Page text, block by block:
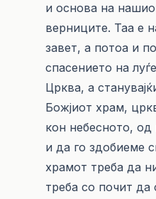
и основа на
верниците. Таа е
завет, а потоа и
спасението на
Црква, а
Божјиот храм,
кон небесното, од
и да го здобиеме
храмот треба да
треба со почит